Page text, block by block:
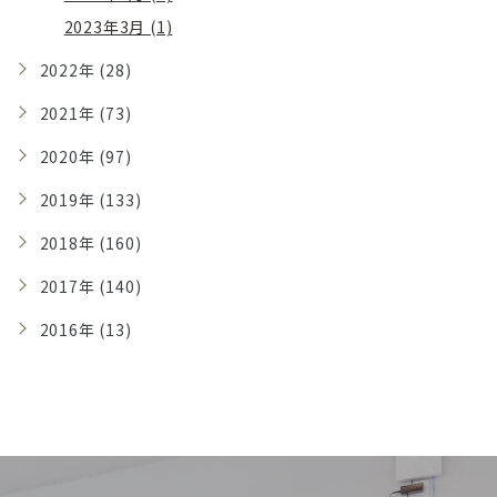
2023年3月 (1)
2022年 (28)
2021年 (73)
2020年 (97)
2019年 (133)
2018年 (160)
2017年 (140)
2016年 (13)